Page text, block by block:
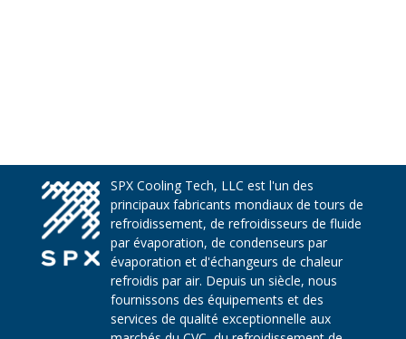
SPX Cooling Tech, LLC est l'un des
principaux fabricants mondiaux de tours de
refroidissement, de refroidisseurs de fluide
par évaporation, de condenseurs par
évaporation et d'échangeurs de chaleur
refroidis par air. Depuis un siècle, nous
fournissons des équipements et des
services de qualité exceptionnelle aux